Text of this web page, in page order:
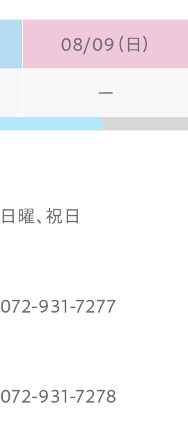
08/09（日）
ー
日曜、祝日
072-931-7277
072-931-7278